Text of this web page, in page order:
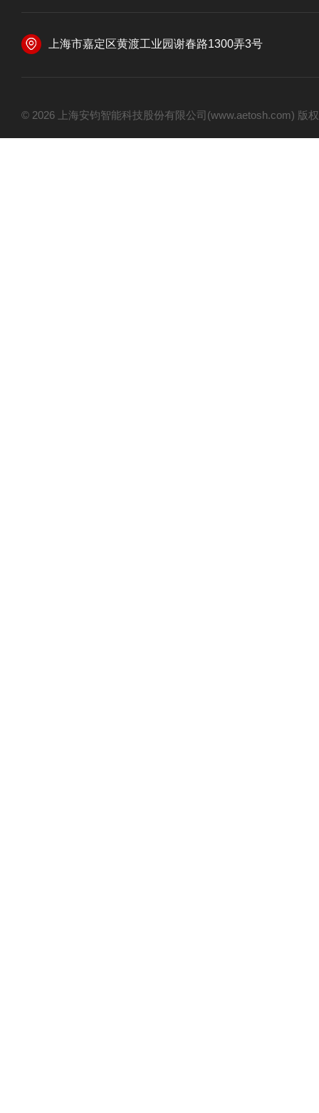
上海市嘉定区黄渡工业园谢春路1300弄3号
© 2026 上海安钧智能科技股份有限公司(www.aetosh.com)